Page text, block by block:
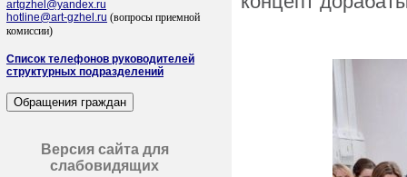
artgzhel@yandex.ru
hotline@art-gzhel.ru (вопросы приемной
комиссии)
Список телефонов руководителей
структурных подразделений
Версия сайта для
слабовидящих